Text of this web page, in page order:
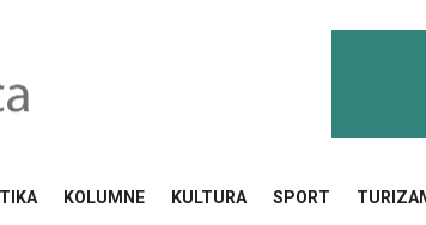
KOLUMNE KULTURA SPORT